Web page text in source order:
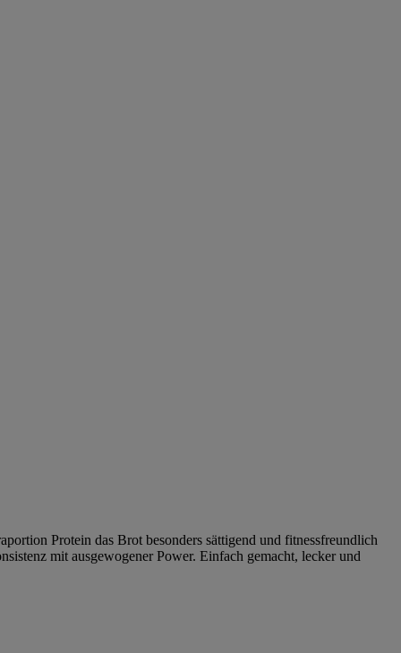
Protein das Brot besonders sättigend und fitnessfreundlich
mit ausgewogener Power. Einfach gemacht, lecker und